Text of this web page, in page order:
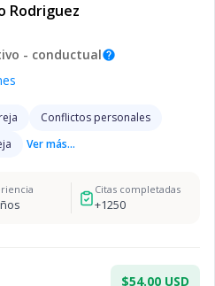
Rodriguez
- conductualhelp
Conflictos personales
Ver más...
Citas completadas
+1250
$54.00 USD